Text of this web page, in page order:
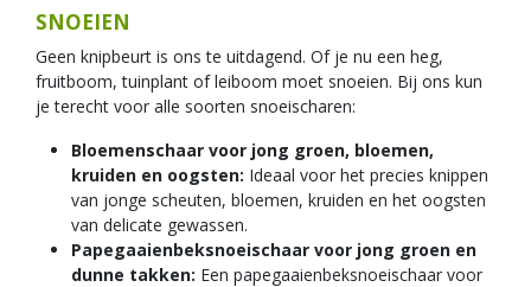
SNOEIEN
Geen knipbeurt is ons te uitdagend. Of je nu een heg,
fruitboom, tuinplant of leiboom moet snoeien. Bij ons kun
je terecht voor alle soorten snoeischaren:
Bloemenschaar voor jong groen, bloemen,
kruiden en oogsten: Ideaal voor het precies knippen
van jonge scheuten, bloemen, kruiden en het oogsten
van delicate gewassen.
Papegaaienbeksnoeischaar voor jong groen en
dunne takken: Een papegaaienbeksnoeischaar voor